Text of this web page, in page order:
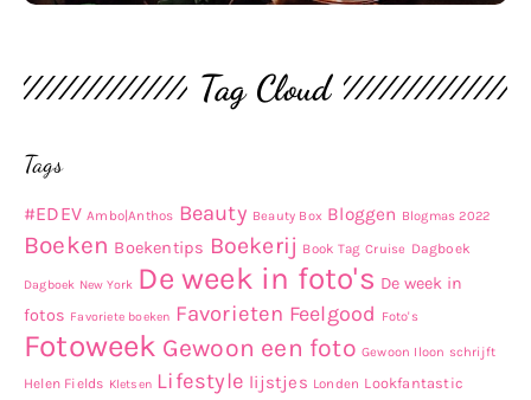
Tag Cloud
Tags
#EDEV Ambo|Anthos Beauty Beauty Box Bloggen Blogmas 2022
Boeken Boekentips Boekerij Book Tag Cruise Dagboek
Dagboek New York De week in foto's De week in
fotos Favoriete boeken Favorieten Feelgood Foto's
Fotoweek Gewoon een foto Gewoon Iloon schrijft
Helen Fields Kletsen Lifestyle lijstjes Londen Lookfantastic